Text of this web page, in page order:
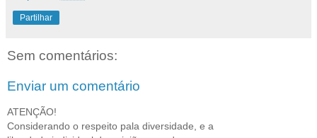
Partilhar
Sem comentários:
Enviar um comentário
ATENÇÃO!
Considerando o respeito pala diversidade, e a